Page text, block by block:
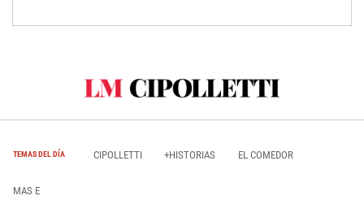
TEMAS DEL DÍA CIPOLLETTI +HISTORIAS EL COMEDOR
MAS E